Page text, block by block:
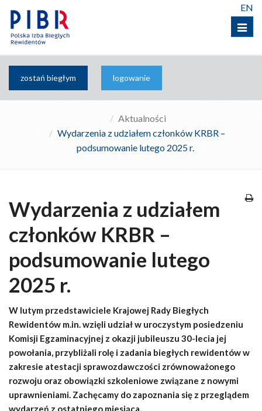
Menu
EN
zostań biegłym logowanie
Aktualności
Wydarzenia z udziałem członków KRBR –
podsumowanie lutego 2025 r.
Wydarzenia z udziałem
członków KRBR –
podsumowanie lutego
2025 r.
W lutym przedstawiciele Krajowej Rady Biegłych
Rewidentów m.in. wzięli udział w uroczystym posiedzeniu
Komisji Egzaminacyjnej z okazji jubileuszu 30-lecia jej
powołania, przybliżali rolę i zadania biegłych rewidentów w
zakresie atestacji sprawozdawczości zrównoważonego
rozwoju oraz obowiązki szkoleniowe związane z nowymi
uprawnieniami. Zachęcamy do zapoznania się z przeglądem
wydarzeń z ostatniego miesiąca.